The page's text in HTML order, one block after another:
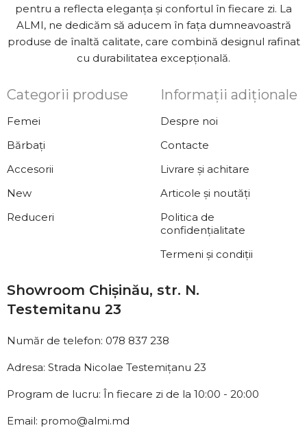
pentru a reflecta eleganța și confortul în fiecare zi. La
ALMI, ne dedicăm să aducem în fața dumneavoastră
produse de înaltă calitate, care combină designul rafinat
cu durabilitatea excepțională.
Categorii produse
Femei
Bărbați
Accesorii
New
Reduceri
Informații adiționale
Despre noi
Contacte
Livrare și achitare
Articole și noutăți
Politica de
confidențialitate
Termeni și condiții
Showroom Chișinău, str. N.
Testemitanu 23
Număr de telefon: 078 837 238
Adresa: Strada Nicolae Testemițanu 23
Program de lucru: În fiecare zi de la 10:00 - 20:00
Email: promo@almi.md